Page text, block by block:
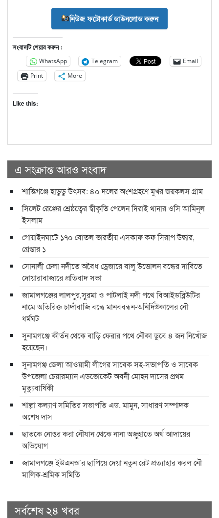
নিউজ ফটোকার্ড ডাউনলোড করুন
সংবাদটি শেয়ার করুন :
WhatsApp Telegram
Email
Print
More
Like this:
এ সংক্রান্ত আরও সংবাদ
শান্তিগঞ্জে হাডুডু উৎসব: ৪০ দলের অংশগ্রহণে মুখর জয়কলস গ্রাম
সিলেট রেঞ্জের শ্রেষ্ঠত্বের স্বীকৃতি পেলেন দিরাই থানার ওসি আমিনুল
ইসলাম
গোয়াইনঘাটে ১৭০ বোতল ভারতীয় এসকাফ কফ সিরাপ উদ্ধার,
গ্রেপ্তার ১
সোনালী চেলা নদীতে অবৈধ ড্রেজারে বালু উত্তোলন বন্ধের দাবিতে
দোয়ারাবাজারে প্রতিবাদ সভা
জামালগঞ্জের লালপুর,সুরমা ও পাটলাই নদী পথে বিআইডব্লিউটির
নামে অতিরিক্ত চাদাঁবাজি বন্ধে মানববন্ধন-অনির্দিষ্টকালের নৌ
ধর্মঘট
সুনামগঞ্জে কীর্তন থেকে বাড়ি ফেরার পথে নৌকা ডুবে ৪ জন নিখোঁজ
হয়েছেন।
সুনামগঞ্জ জেলা আওয়ামী লীগের সাবেক সহ-সভাপতি ও সাবেক
উপজেলা চেয়ারম্যান এডভোকেট অবনী মোহন দাসের প্রথম
মৃত্যুবার্ষিকী
শাল্লা কল্যাণ সমিতির সভাপতি এড. মামুন, সাধারণ সম্পাদক
অশেষ দাস
ছাতকে নোঙর করা নৌযান থেকে নানা অজুহাতে অর্থ আদায়ের
অভিযোগ
জামালগঞ্জে ইউএনও’র ছাপিয়ে দেয়া নতুন রেট প্রত্যাহার করল নৌ
মালিক-শ্রমিক সমিতি
সর্বশেষ ২৪ খবর